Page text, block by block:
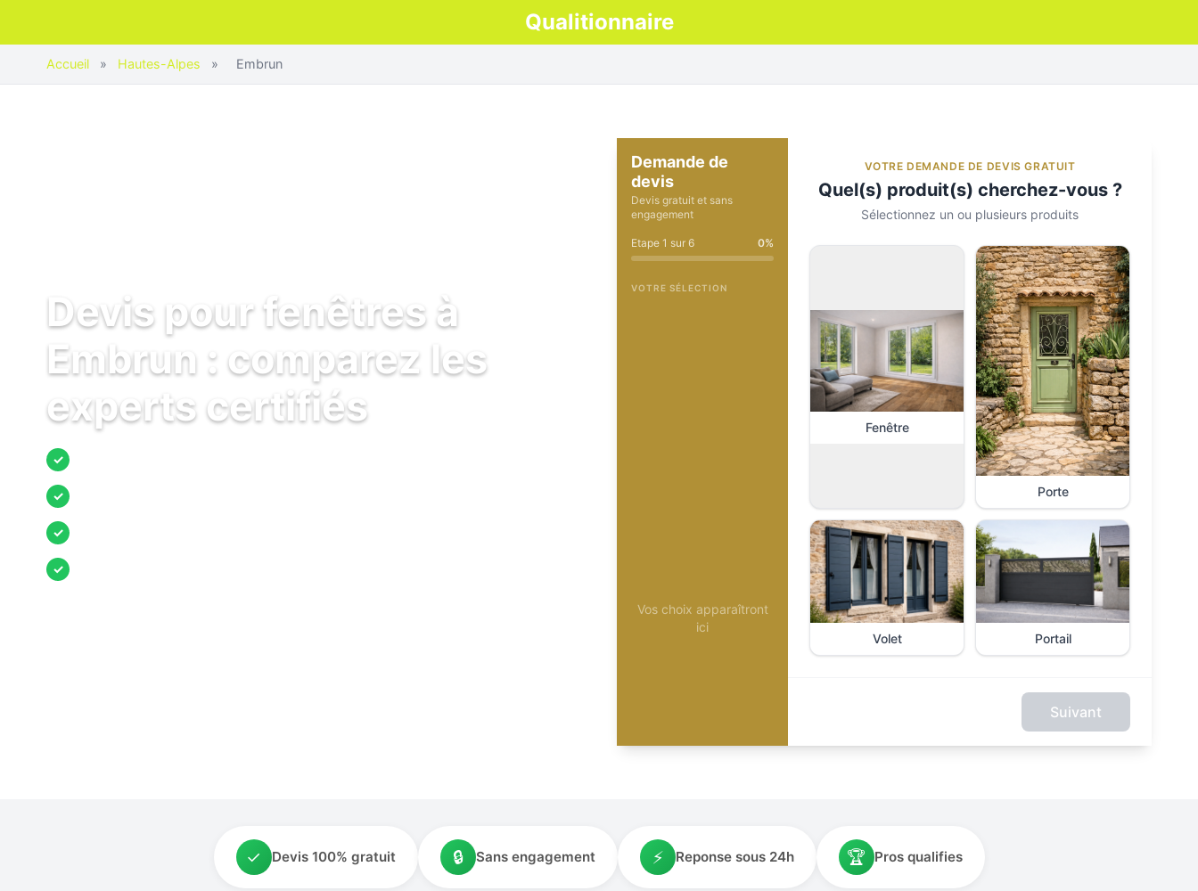
Qualitionnaire
Accueil » Hautes-Alpes » Embrun
Devis pour fenêtres à
Embrun : comparez les
experts certifiés
✓
✓
✓
✓
Demande de
devis
Devis gratuit et sans
engagement
Etape 1 sur 6 0%
VOTRE SÉLECTION
Vos choix apparaîtront
ici
VOTRE DEMANDE DE DEVIS GRATUIT
Quel(s) produit(s) cherchez-vous ?
Sélectionnez un ou plusieurs produits
Fenêtre
Porte
Volet Portail
Suivant
✓ Devis 100% gratuit 🔒 Sans engagement ⚡ Reponse sous 24h 🏆 Pros qualifies